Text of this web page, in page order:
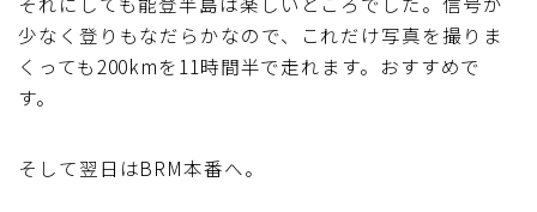
少なく登りもなだらかなので、これだけ写真を撮りま
くっても200kmを11時間半で走れます。おすすめで
す。
そして翌日はBRM本番へ。